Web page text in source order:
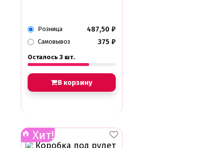
Розница 487,50 ₽
Самовывоз 375 ₽
Осталось 3 шт.
В корзину
Хит!